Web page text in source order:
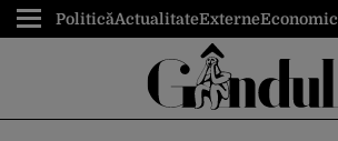
PoliticăActualitateExterneEconomic